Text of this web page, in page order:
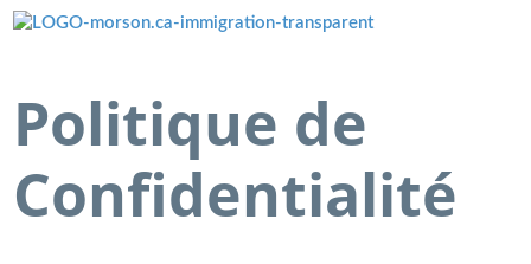
Menü überspringen
Politique de
Confidentialité